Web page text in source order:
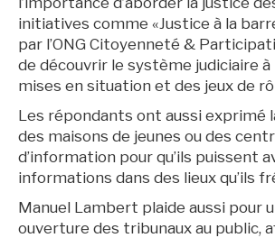
initiatives comme «Justice à la
par l’ONG Citoyenneté &
de découvrir le système judiciaire
mises en situation et des jeux de
Les répondants ont aussi exprimé
des maisons de jeunes ou des
d’information pour qu’ils puissent
informations dans des lieux qu’ils
Manuel Lambert plaide aussi pour
ouverture des tribunaux au public,